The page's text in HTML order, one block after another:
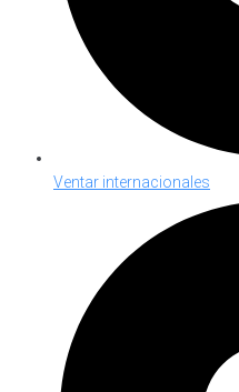
Ventar internacionales